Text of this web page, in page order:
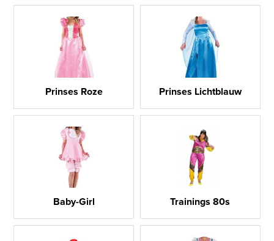
Prinses Roze Prinses Lichtblauw
Baby-Girl Trainings 80s